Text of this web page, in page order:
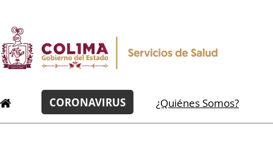
CORONAVIRUS ¿Quiénes Somos?